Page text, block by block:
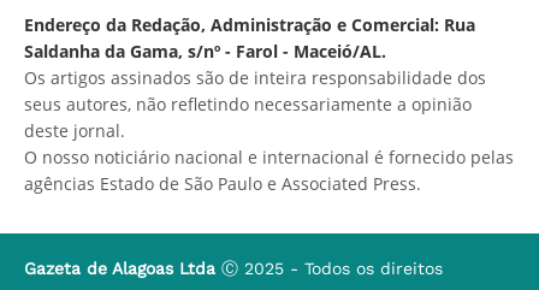
Endereço da Redação, Administração e Comercial: Rua
Saldanha da Gama, s/nº - Farol - Maceió/AL.
Os artigos assinados são de inteira responsabilidade dos
seus autores, não refletindo necessariamente a opinião
deste jornal.
O nosso noticiário nacional e internacional é fornecido pelas
agências Estado de São Paulo e Associated Press.
Gazeta de Alagoas Ltda Ⓒ 2025 - Todos os direitos